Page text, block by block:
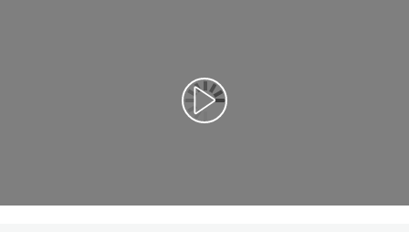
Reproduciraj videozapis